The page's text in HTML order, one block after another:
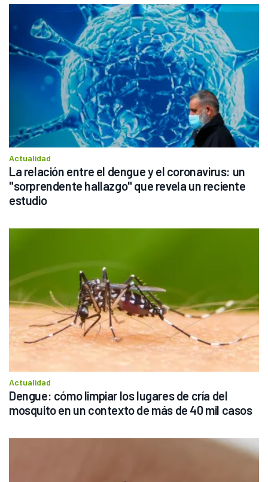
Actualidad
La relación entre el dengue y el coronavirus: un
"sorprendente hallazgo" que revela un reciente
estudio
Actualidad
Dengue: cómo limpiar los lugares de cría del
mosquito en un contexto de más de 40 mil casos